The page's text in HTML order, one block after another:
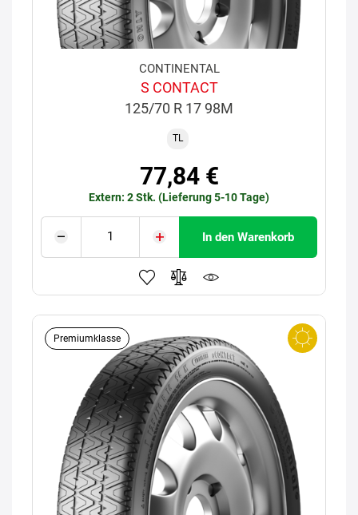
CONTINENTAL
S CONTACT
125/70 R 17 98M
TL
77,84 €
Extern: 2 Stk. (Lieferung 5-10 Tage)
In den Warenkorb
Premiumklasse